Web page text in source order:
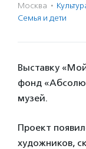
Москва ·
Семья и дети
Выставку
фонд
музей.
Проект
художников,